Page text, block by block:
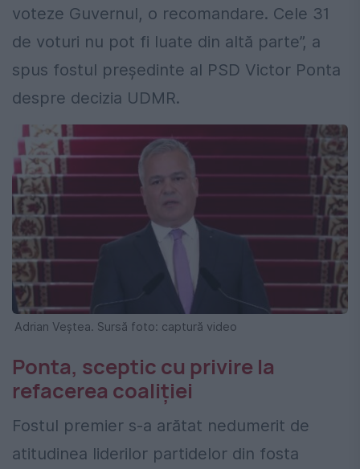
voteze Guvernul, o recomandare. Cele 31
de voturi nu pot fi luate din altă parte”, a
spus fostul președinte al PSD Victor Ponta
despre decizia UDMR.
Adrian Veștea. Sursă foto: captură video
Ponta, sceptic cu privire la
refacerea coaliției
Fostul premier s-a arătat nedumerit de
atitudinea liderilor partidelor din fosta